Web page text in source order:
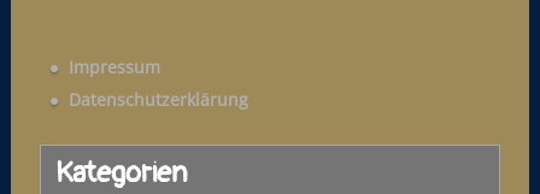
e
n
a
Impressum
Datenschutzerklärung
Kategorien